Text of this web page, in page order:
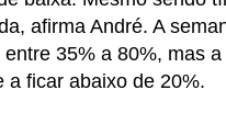
afirma André. A
35% a 80%, mas
a ficar abaixo de 20%.